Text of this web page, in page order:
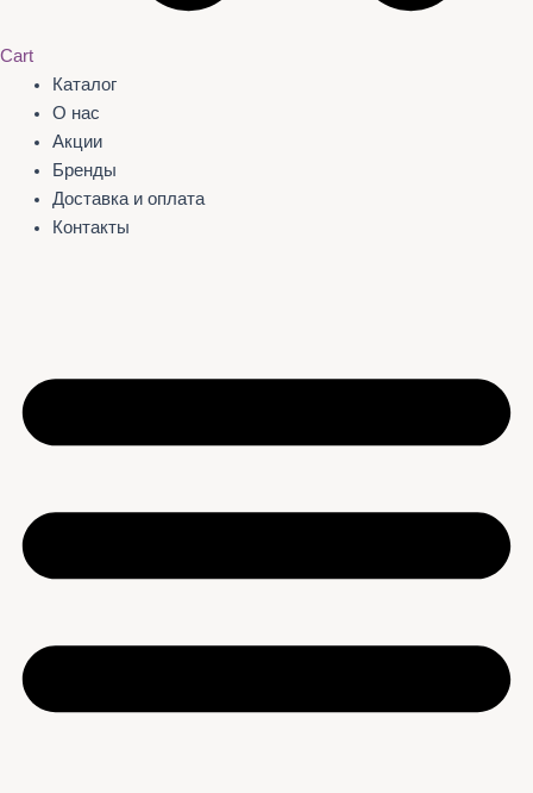
Cart
Каталог
О нас
Акции
Бренды
Доставка и оплата
Контакты